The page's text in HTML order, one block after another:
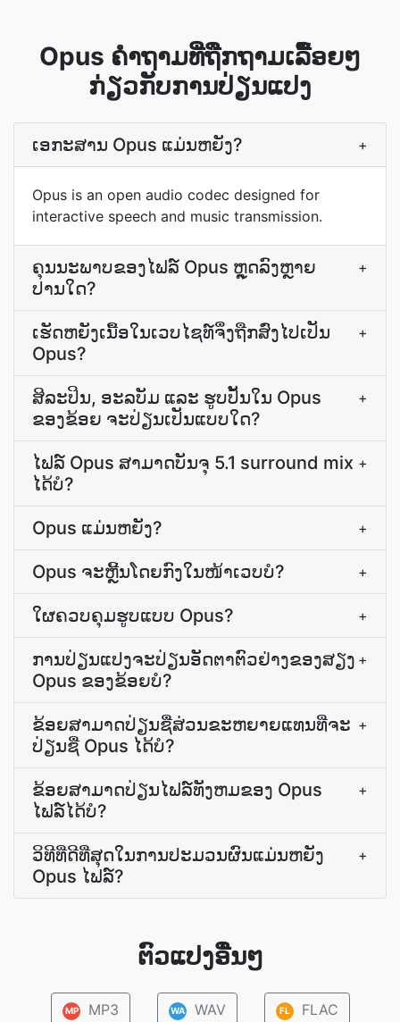
Opus ຄຳຖາມທີ່ຖືກຖາມເລື້ອຍໆ
ກ່ຽວກັບການປ່ຽນແປງ
ເອກະສານ Opus ແມ່ນຫຍັງ? +
Opus is an open audio codec designed for
interactive speech and music transmission.
ຄຸນນະພາບ​ຂອງ​ໄຟລ໌ Opus ຫຼຸດລົງ​ຫຼາຍ
ປານໃດ?
+
ເຮັດ​ຫຍັງ​ເນື້ອ​ໃນ​ເວບ​ໄຊ​ທ໌​ຈຶ່ງ​ຖືກ​ສົ່ງ​ໄປ​ເປັນ
Opus?
+
ສິລະປິນ, ອະລບັມ ແລະ ຮູບປັ້ນໃນ Opus
ຂອງ​ຂ້ອຍ ຈະ​ປ່ຽນ​ເປັນ​ແບບ​ໃດ?
+
ໄຟລ໌ Opus ສາມາດບັນຈຸ 5.1 surround mix
ໄດ້ບໍ?
+
Opus ແມ່ນຫຍັງ? +
Opus ຈະ​ຫຼີ້ນ​ໂດຍ​ກົງ​ໃນ​ໜ້າ​ເວບບໍ? +
ໃຜ​ຄວບຄຸມ​ຮູບແບບ Opus? +
ການ​ປ່ຽນ​ແປງ​ຈະ​ປ່ຽນ​ອັດຕາ​ຕົວຢ່າງ​ຂອງ​ສຽງ
Opus ຂອງ​ຂ້ອຍ​ບໍ?
+
ຂ້ອຍ​ສາມາດ​ປ່ຽນ​ຊື່​ສ່ວນ​ຂະຫຍາຍ​ແທນ​ທີ່​ຈະ​
ປ່ຽນ​ຊື່ Opus ໄດ້​ບໍ?
+
ຂ້ອຍສາມາດປ່ຽນໄຟລ໌ທັງຫມຂອງ Opus
ໄຟລ໌ໄດ້ບໍ?
+
ວິທີທີ່ດີທີ່ສຸດໃນການປະມວນຜົນແມ່ນຫຍັງ
Opus ໄຟລ໌?
+
ຕົວແປງອື່ນໆ
MP MP3 WA WAV FL FLAC